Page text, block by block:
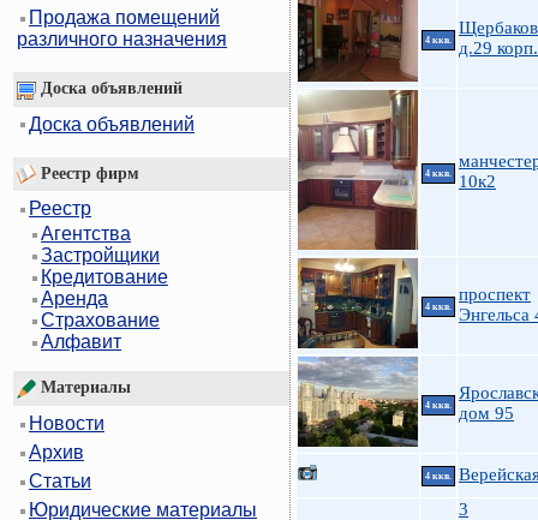
Продажа помещений
различного назначения
Доска объявлений
Доска объявлений
Реестр фирм
Реестр
Агентства
Застройщики
Кредитование
Аренда
Страхование
Алфавит
Материалы
Новости
Архив
Статьи
Юридические материалы
4 ккв.
д.29
4 ккв.
10к2
4 ккв.
проспект
Энгельса
4 ккв.
дом 95
4 ккв.
3